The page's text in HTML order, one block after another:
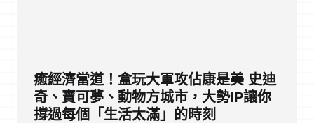
癒經濟當道！盒玩大軍攻佔康是美 史迪
奇、寶可夢、動物方城市，大勢IP讓你
撐過每個「生活太滿」的時刻